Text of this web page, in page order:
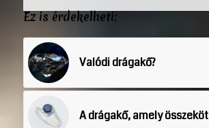
Ez is érdekelheti:
Valódi drágakő?
A drágakő, amely összeköt